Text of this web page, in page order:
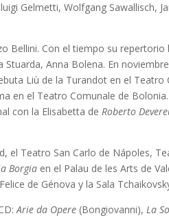
Gelmetti, Wolfgang Sawallisch,
Bellini. Con el tiempo su repertorio
Anna Bolena. En
Liù de la Turandot en el Teatro
en el Teatro Comunale de
con la Elisabetta de Roberto
el Teatro San Carlo de Nápoles,
Borgia en el Palau de les Arts de
de Génova y la Sala
Arie da Opere (Bongiovanni), La